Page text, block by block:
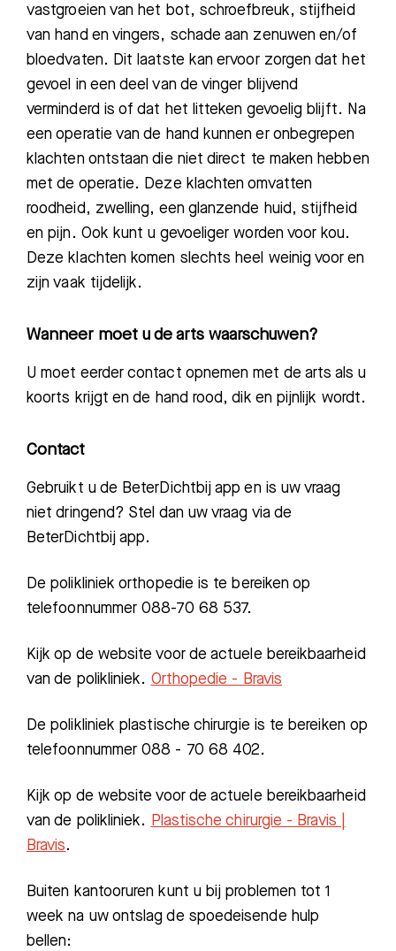
vastgroeien van het bot, schroefbreuk, stijfheid
van hand en vingers, schade aan zenuwen en/of
bloedvaten. Dit laatste kan ervoor zorgen dat het
gevoel in een deel van de vinger blijvend
verminderd is of dat het litteken gevoelig blijft. Na
een operatie van de hand kunnen er onbegrepen
klachten ontstaan die niet direct te maken hebben
met de operatie. Deze klachten omvatten
roodheid, zwelling, een glanzende huid, stijfheid
en pijn. Ook kunt u gevoeliger worden voor kou.
Deze klachten komen slechts heel weinig voor en
zijn vaak tijdelijk.
Wanneer moet u de arts waarschuwen?
U moet eerder contact opnemen met de arts als u
koorts krijgt en de hand rood, dik en pijnlijk wordt.
Contact
Gebruikt u de BeterDichtbij app en is uw vraag
niet dringend? Stel dan uw vraag via de
BeterDichtbij app.
De polikliniek orthopedie is te bereiken op
telefoonnummer 088-70 68 537.
Kijk op de website voor de actuele bereikbaarheid
van de polikliniek. Orthopedie - Bravis
De polikliniek plastische chirurgie is te bereiken op
telefoonnummer 088 - 70 68 402.
Kijk op de website voor de actuele bereikbaarheid
van de polikliniek. Plastische chirurgie - Bravis |
Bravis.
Buiten kantooruren kunt u bij problemen tot 1
week na uw ontslag de spoedeisende hulp
bellen: